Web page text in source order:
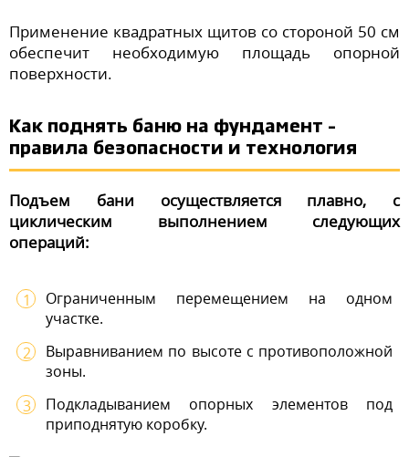
Применение квадратных щитов со стороной 50 см
обеспечит необходимую площадь опорной
поверхности.
Как поднять баню на фундамент –
правила безопасности и технология
Подъем бани осуществляется плавно, с
циклическим выполнением следующих
операций:
Ограниченным перемещением на одном
участке.
Выравниванием по высоте с противоположной
зоны.
Подкладыванием опорных элементов под
приподнятую коробку.